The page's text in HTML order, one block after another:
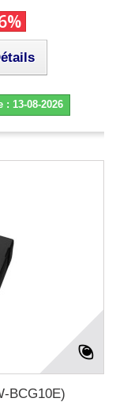
13-08-2026
BCG10E)